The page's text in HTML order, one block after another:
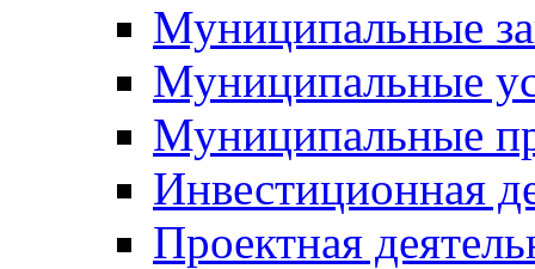
Муниципальные
Муниципальные
Муниципальные
Инвестиционная
Проектная